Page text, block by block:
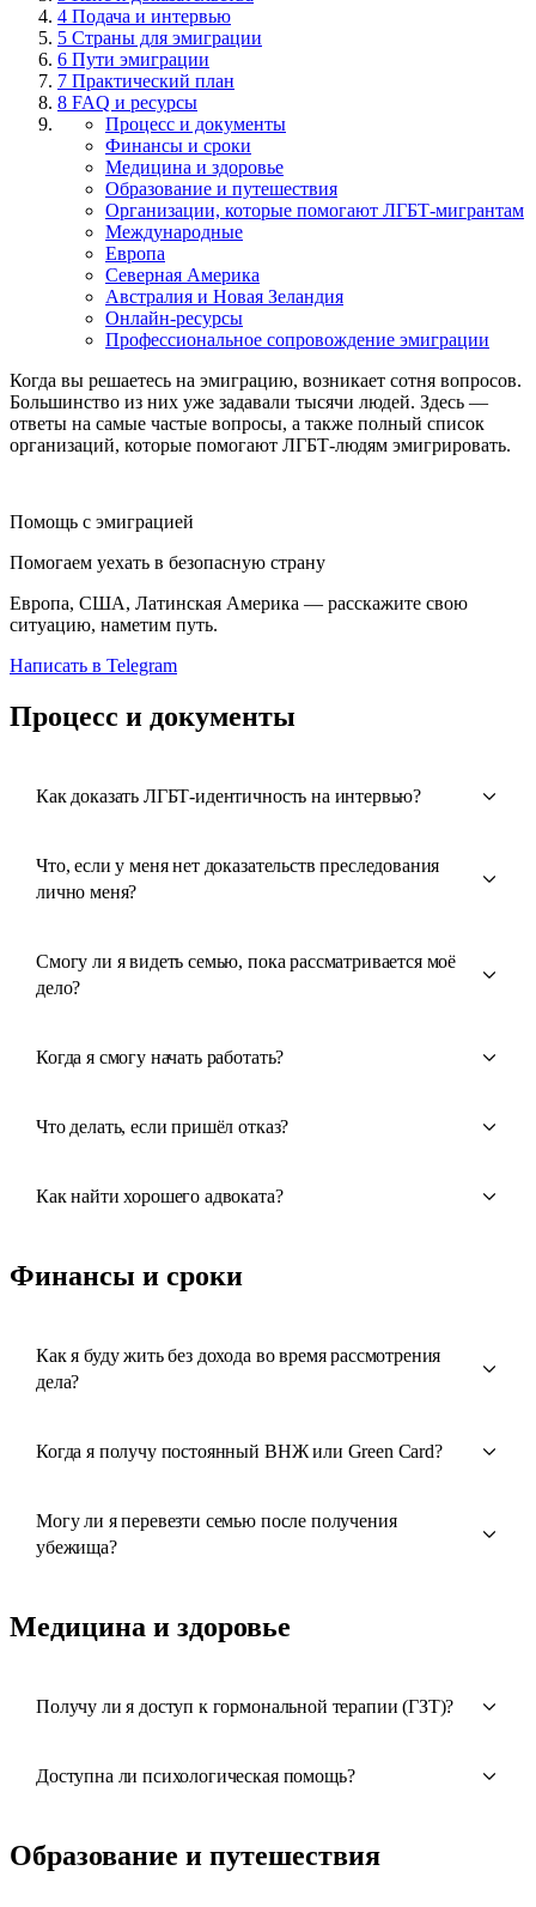
4 Подача и интервью
5 Страны для эмиграции
6 Пути эмиграции
7 Практический план
8 FAQ и ресурсы
Процесс и документы
Финансы и сроки
Медицина и здоровье
Образование и путешествия
Организации, которые помогают ЛГБТ-мигрантам
Международные
Европа
Северная Америка
Австралия и Новая Зеландия
Онлайн-ресурсы
Профессиональное сопровождение эмиграции
Когда вы решаетесь на эмиграцию, возникает сотня вопросов.
Большинство из них уже задавали тысячи людей. Здесь —
ответы на самые частые вопросы, а также полный список
организаций, которые помогают ЛГБТ-людям эмигрировать.
Помощь с эмиграцией
Помогаем уехать в безопасную страну
Европа, США, Латинская Америка — расскажите свою
ситуацию, наметим путь.
Написать в Telegram
Процесс и документы
Как доказать ЛГБТ-идентичность на интервью?
Что, если у меня нет доказательств преследования
лично меня?
Смогу ли я видеть семью, пока рассматривается моё
дело?
Когда я смогу начать работать?
Что делать, если пришёл отказ?
Как найти хорошего адвоката?
Финансы и сроки
Как я буду жить без дохода во время рассмотрения
дела?
Когда я получу постоянный ВНЖ или Green Card?
Могу ли я перевезти семью после получения
убежища?
Медицина и здоровье
Получу ли я доступ к гормональной терапии (ГЗТ)?
Доступна ли психологическая помощь?
Образование и путешествия